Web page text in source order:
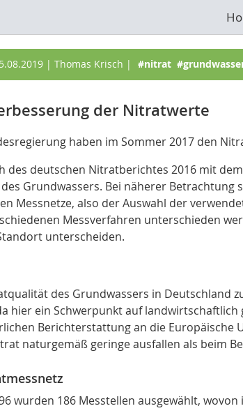
|Thomas Krisch | #nitrat
der Nitratwerte
haben im Sommer 2017 den
des deutschen Nitratberichtes 2016 mit
Grundwassers. Bei näherer
Messnetze, also der Auswahl der
Messverfahren unterschieden
unterscheiden.
des Grundwassers in Deutschland
hier ein Schwerpunkt auf
Berichterstattung an die Europäische
naturgemäß geringe ausfallen als beim
wurden 186 Messtellen ausgewählt,